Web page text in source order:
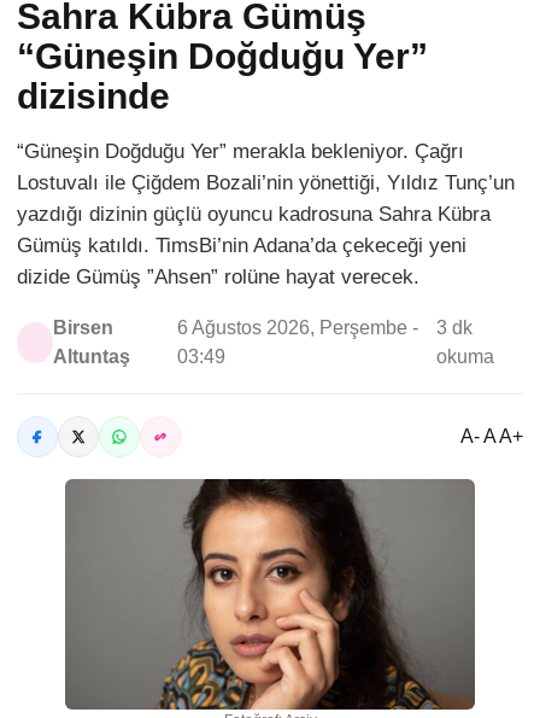
Sahra Kübra Gümüş
“Güneşin Doğduğu Yer”
dizisinde
“Güneşin Doğduğu Yer” merakla bekleniyor. Çağrı
Lostuvalı ile Çiğdem Bozali’nin yönettiği, Yıldız Tunç’un
yazdığı dizinin güçlü oyuncu kadrosuna Sahra Kübra
Gümüş katıldı. TimsBi’nin Adana’da çekeceği yeni
dizide Gümüş ”Ahsen” rolüne hayat verecek.
Birsen
Altuntaş
6 Ağustos 2026, Perşembe -
03:49
3 dk
okuma
A- A A+